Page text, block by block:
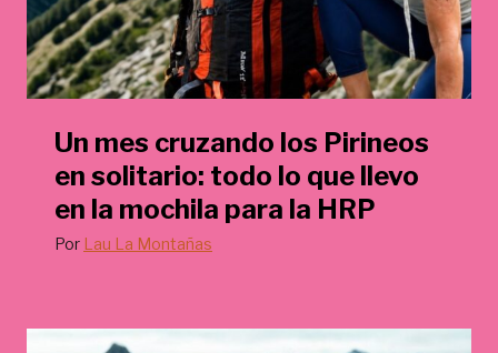
Un mes cruzando los Pirineos
en solitario: todo lo que llevo
en la mochila para la HRP
Por Lau La Montañas